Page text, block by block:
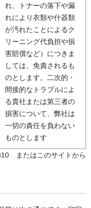
れ、トナーの落下や漏
れにより衣類や什器類
が汚れたことによるク
リーニング代負担や損
害賠償など）につきま
しては、免責されるも
のとします。二次的・
間接的なトラブルによ
る貴社または第三者の
損害について、弊社は
一切の責任を負わない
ものとします
またはこのサイトから